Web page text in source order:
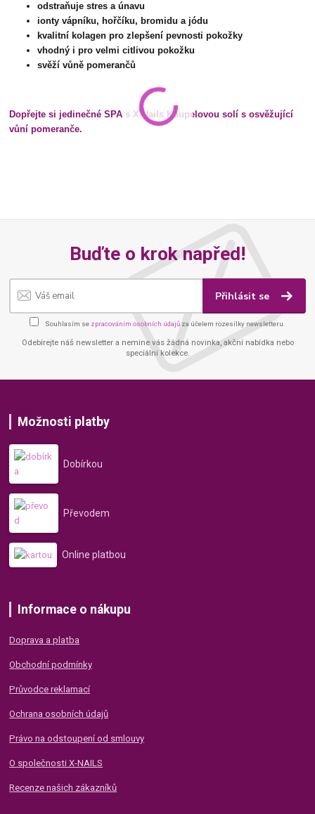
odstraňuje stres a únavu
ionty vápníku, hořčíku, bromidu a jódu
kvalitní kolagen pro zlepšení pevnosti pokožky
vhodný i pro velmi citlivou pokožku
svěží vůně pomerančů
Dopřejte si jedinečné SPA s X-Nails Koupelovou solí s osvěžující
vůní pomeranče.
Buďte o krok napřed!
Přihlásit se
Souhlasím se zpracováním osobních údajů za účelem rozesílky newsletteru.
Odebírejte náš newsletter a nemine vás žádná novinka, akční nabídka nebo
speciální kolekce.
Možnosti platby
Dobírkou
Převodem
Online platbou
Informace o nákupu
Doprava a platba
Obchodní podmínky
Průvodce reklamací
Ochrana osobních údajů
Právo na odstoupení od smlouvy
O společnosti X-NAILS
Recenze našich zákazníků